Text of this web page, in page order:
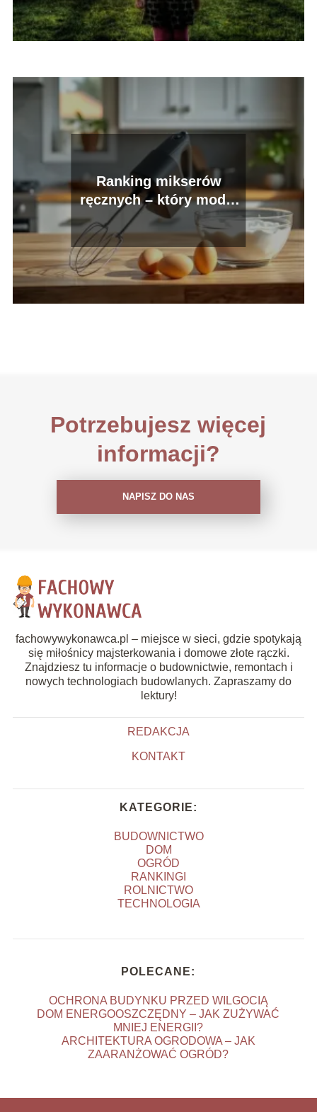
Ranking mikserów
ręcznych – który model
wybrać?
Potrzebujesz więcej
informacji?
NAPISZ DO NAS
fachowywykonawca.pl – miejsce w sieci, gdzie spotykają
się miłośnicy majsterkowania i domowe złote rączki.
Znajdziesz tu informacje o budownictwie, remontach i
nowych technologiach budowlanych. Zapraszamy do
lektury!
REDAKCJA
KONTAKT
KATEGORIE:
BUDOWNICTWO
DOM
OGRÓD
RANKINGI
ROLNICTWO
TECHNOLOGIA
POLECANE:
OCHRONA BUDYNKU PRZED WILGOCIĄ
DOM ENERGOOSZCZĘDNY – JAK ZUŻYWAĆ
MNIEJ ENERGII?
ARCHITEKTURA OGRODOWA – JAK
ZAARANŻOWAĆ OGRÓD?